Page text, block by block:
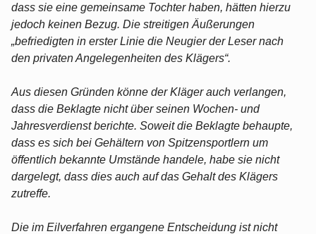
dass sie eine gemeinsame Tochter haben, hätten hierzu
jedoch keinen Bezug. Die streitigen Äußerungen
„befriedigten in erster Linie die Neugier der Leser nach
den privaten Angelegenheiten des Klägers“.
Aus diesen Gründen könne der Kläger auch verlangen,
dass die Beklagte nicht über seinen Wochen- und
Jahresverdienst berichte. Soweit die Beklagte behaupte,
dass es sich bei Gehältern von Spitzensportlern um
öffentlich bekannte Umstände handele, habe sie nicht
dargelegt, dass dies auch auf das Gehalt des Klägers
zutreffe.
Die im Eilverfahren ergangene Entscheidung ist nicht